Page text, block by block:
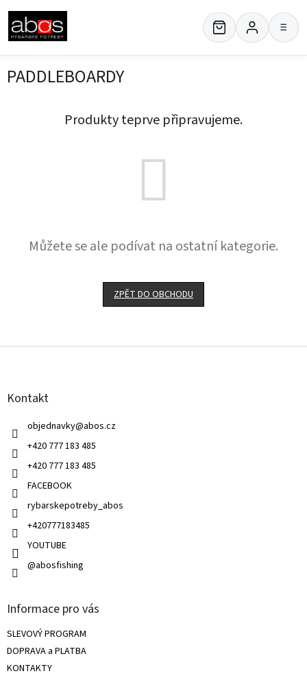
obsah
≡
PADDLEBOARDY
Produkty teprve připravujeme.
Můžete se ale podívat na ostatní kategorie.
ZPĚT DO OBCHODU
Kontakt
objednavky@abos.cz
+420 777 183 485
+420 777 183 485
FACEBOOK
rybarskepotreby_abos
+420777183485
YOUTUBE
@abosfishing
Informace pro vás
SLEVOVÝ PROGRAM
DOPRAVA a PLATBA
KONTAKTY